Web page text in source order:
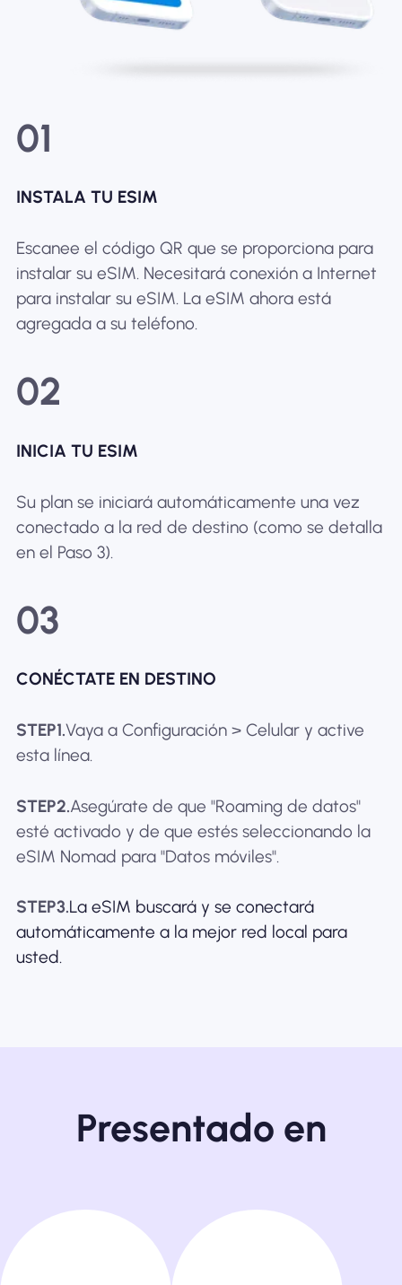
01
INSTALA TU ESIM
Escanee el código QR que se proporciona para
instalar su eSIM. Necesitará conexión a Internet
para instalar su eSIM. La eSIM ahora está
agregada a su teléfono.
02
INICIA TU ESIM
Su plan se iniciará automáticamente una vez
conectado a la red de destino (como se detalla
en el Paso 3).
03
CONÉCTATE EN DESTINO
STEP1.Vaya a Configuración > Celular y active
esta línea.
STEP2.Asegúrate de que "Roaming de datos"
esté activado y de que estés seleccionando la
eSIM Nomad para "Datos móviles".
STEP3.La eSIM buscará y se conectará
automáticamente a la mejor red local para
usted.
Presentado en